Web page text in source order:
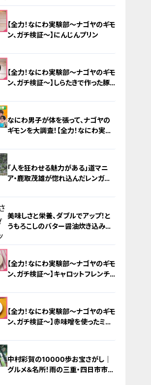
【全力！なにわ実験部～ナゴヤのギモ
ン、ガチ検証～】にんじんプリン
【全力！なにわ実験部～ナゴヤのギモ
ン、ガチ検証～】しらたきで作った豚
なにわ男子が体を張って、ナゴヤの
ギモンを大調査！【全力！なにわ実験
「人を狂わせる魅力がある」道マニ
ア・鹿取茂雄が惚れ込んだレンガの
美味しさと栄養、ダブルでアップ！と
うもろこしのバター醤油炊き込みご
【全力！なにわ実験部～ナゴヤのギモ
ン、ガチ検証～】キャロットフレンチ
【全力！なにわ実験部～ナゴヤのギモ
ン、ガチ検証～】赤味噌を使ったミル
中村彩賀の10000歩お宝さがし｜
グルメ＆名所！雨の三重・四日市市で